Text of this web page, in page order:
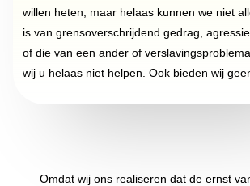
willen heten, maar helaas kunnen we niet
is van grensoverschrijdend gedrag,
of die van een ander of
wij u helaas niet helpen. Ook bieden wij
Omdat wij ons realiseren dat de ernst